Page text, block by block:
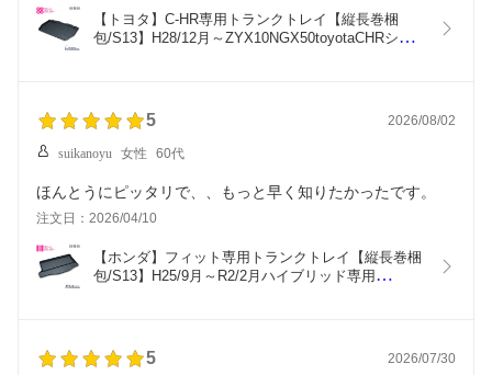
【トヨタ】C-HR専用トランクトレイ【縦長巻梱
包/S13】H28/12月～ZYX10NGX50toyotaCHRシー
5 2026/08/02
suikanoyu 女性 60代
ほんとうにピッタリで、、もっと早く知りたかったです。
注文日：2026/04/10
【ホンダ】フィット専用トランクトレイ【縦長巻梱
包/S13】H25/9月～R2/2月ハイブリッド専用
5 2026/07/30